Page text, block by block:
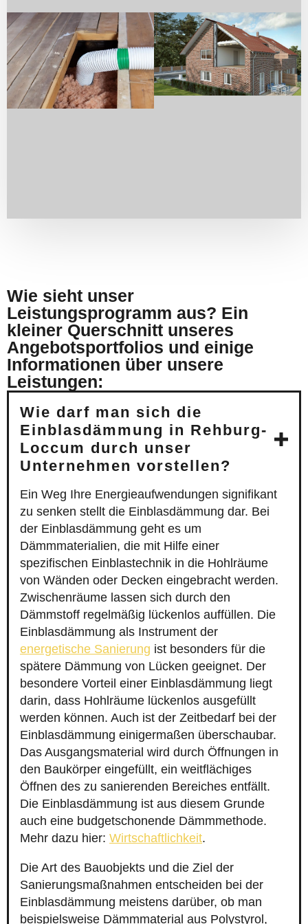
Wie sieht unser
Leistungsprogramm aus? Ein
kleiner Querschnitt unseres
Angebotsportfolios und einige
Informationen über unsere
Leistungen:
Wie darf man sich die
Einblasdämmung in Rehburg-
Loccum durch unser
Unternehmen vorstellen?
Ein Weg Ihre Energieaufwendungen signifikant
zu senken stellt die Einblasdämmung dar. Bei
der Einblasdämmung geht es um
Dämmmaterialien, die mit Hilfe einer
spezifischen Einblastechnik in die Hohlräume
von Wänden oder Decken eingebracht werden.
Zwischenräume lassen sich durch den
Dämmstoff regelmäßig lückenlos auffüllen. Die
Einblasdämmung als Instrument der
energetische Sanierung ist besonders für die
spätere Dämmung von Lücken geeignet. Der
besondere Vorteil einer Einblasdämmung liegt
darin, dass Hohlräume lückenlos ausgefüllt
werden können. Auch ist der Zeitbedarf bei der
Einblasdämmung einigermaßen überschaubar.
Das Ausgangsmaterial wird durch Öffnungen in
den Baukörper eingefüllt, ein weitflächiges
Öffnen des zu sanierenden Bereiches entfällt.
Die Einblasdämmung ist aus diesem Grunde
auch eine budgetschonende Dämmmethode.
Mehr dazu hier: Wirtschaftlichkeit.
Die Art des Bauobjekts und die Ziel der
Sanierungsmaßnahmen entscheiden bei der
Einblasdämmung meistens darüber, ob man
beispielsweise Dämmmaterial aus Polystyrol,